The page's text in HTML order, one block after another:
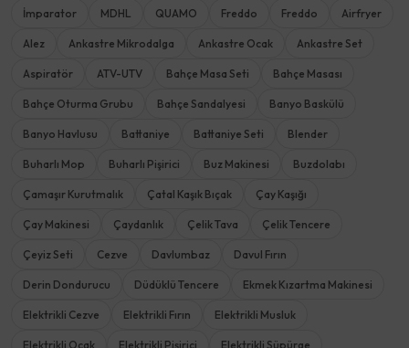
İmparator MDHL QUAMO Freddo Freddo Airfryer
Alez Ankastre Mikrodalga Ankastre Ocak Ankastre Set
Aspiratör ATV-UTV Bahçe Masa Seti Bahçe Masası
Bahçe Oturma Grubu Bahçe Sandalyesi Banyo Baskülü
Banyo Havlusu Battaniye Battaniye Seti Blender
Buharlı Mop Buharlı Pişirici Buz Makinesi Buzdolabı
Çamaşır Kurutmalık Çatal Kaşık Bıçak Çay Kaşığı
Çay Makinesi Çaydanlık Çelik Tava Çelik Tencere
Çeyiz Seti Cezve Davlumbaz Davul Fırın
Derin Dondurucu Düdüklü Tencere Ekmek Kızartma Makinesi
Elektrikli Cezve Elektrikli Fırın Elektrikli Musluk
Elektrikli Ocak Elektrikli Pişirici Elektrikli Süpürge